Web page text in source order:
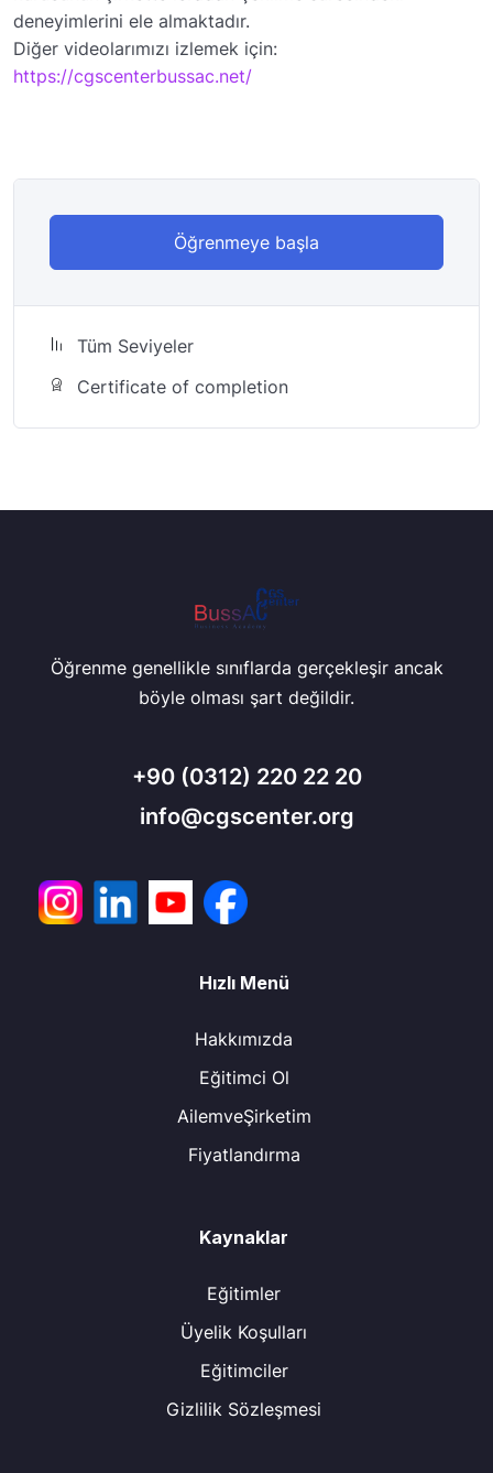
deneyimlerini ele almaktadır.
Diğer videolarımızı izlemek için:
https://cgscenterbussac.net/
Öğrenmeye başla
Tüm Seviyeler
Certificate of completion
Öğrenme genellikle sınıflarda gerçekleşir ancak
böyle olması şart değildir.
+90 (0312) 220 22 20
info@cgscenter.org
Hızlı Menü
Hakkımızda
Eğitimci Ol
AilemveŞirketim
Fiyatlandırma
Kaynaklar
Eğitimler
Üyelik Koşulları
Eğitimciler
Gizlilik Sözleşmesi